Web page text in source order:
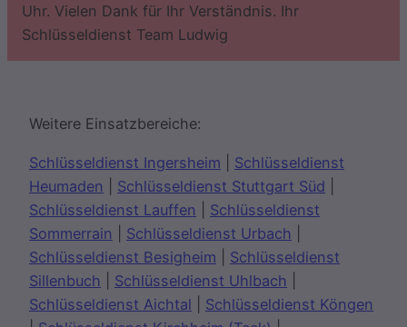
Uhr. Vielen Dank für Ihr Verständnis. Ihr
Schlüsseldienst Team Ludwig
Weitere Einsatzbereiche:
Schlüsseldienst Ingersheim
Schlüsseldienst
Heumaden
Schlüsseldienst Stuttgart Süd
Schlüsseldienst Lauffen
Schlüsseldienst
Sommerrain
Schlüsseldienst Urbach
Schlüsseldienst Besigheim
Schlüsseldienst
Sillenbuch
Schlüsseldienst Uhlbach
Schlüsseldienst Aichtal
Schlüsseldienst Köngen